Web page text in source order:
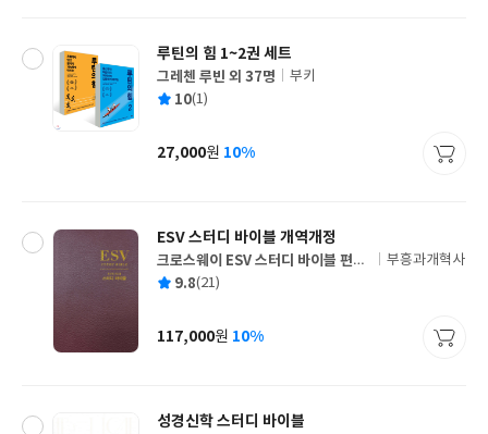
루틴의 힘 1~2권 세트
글
쓴
그레첸 루빈 외 37명
출
사
부키
평 10(1)
가
27,000원 10%
ESV 스터디 바이블 개역개정
글
쓴
크로스웨이 ESV 스터디 바이블 편찬
팀 저
출
사
부흥과개혁사
평 9.8(21)
가
117,000원 10%
성경신학 스터디 바이블